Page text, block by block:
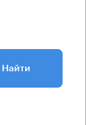
Найти